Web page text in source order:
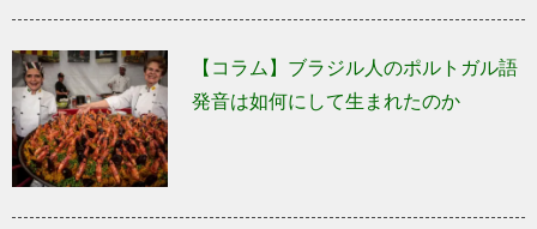
【コラム】ブラジル人のポルトガル語
発音は如何にして生まれたのか